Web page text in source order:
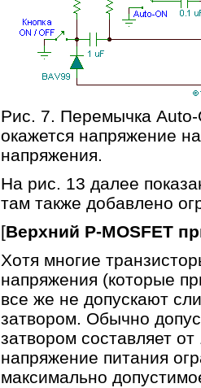
Рис. 7. Перемычка Auto-
окажется напряжение
напряжения.
На рис. 13 далее
там также добавлено
[Верхний P-MOSFET
Хотя многие
напряжения (которые
все же не допускают
затвором. Обычно
затвором составляет
напряжение питания
максимально